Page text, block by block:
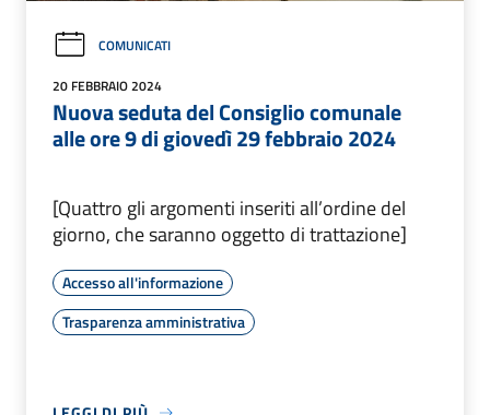
COMUNICATI
20 FEBBRAIO 2024
Nuova seduta del Consiglio comunale
alle ore 9 di giovedì 29 febbraio 2024
[Quattro gli argomenti inseriti all’ordine del
giorno, che saranno oggetto di trattazione]
Accesso all'informazione
Trasparenza amministrativa